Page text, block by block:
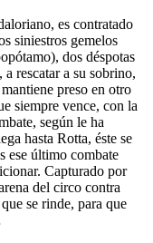
es contratado
siniestros gemelos
dos déspotas
rescatar a su sobrino,
preso en otro
siempre vence, con la
según le ha
hasta Rotta, éste se
ese último combate
Capturado por
del circo contra
se rinde, para que